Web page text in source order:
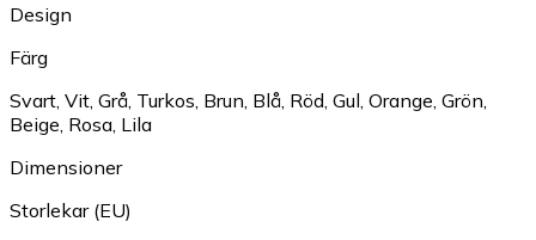
Design
Färg
Svart, Vit, Grå, Turkos, Brun, Blå, Röd, Gul, Orange, Grön,
Beige, Rosa, Lila
Dimensioner
Storlekar (EU)